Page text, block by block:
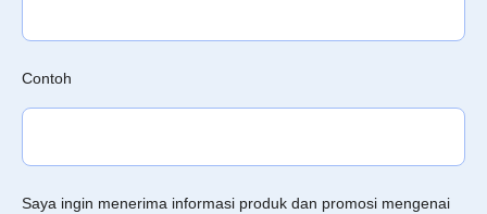
Contoh
Saya ingin menerima informasi produk dan promosi mengenai